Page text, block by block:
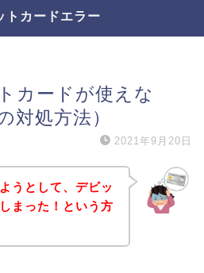
トカードエラー
カードが使えな
対処方法）
2021年9月20日
うとして、デビッ
まった！という方